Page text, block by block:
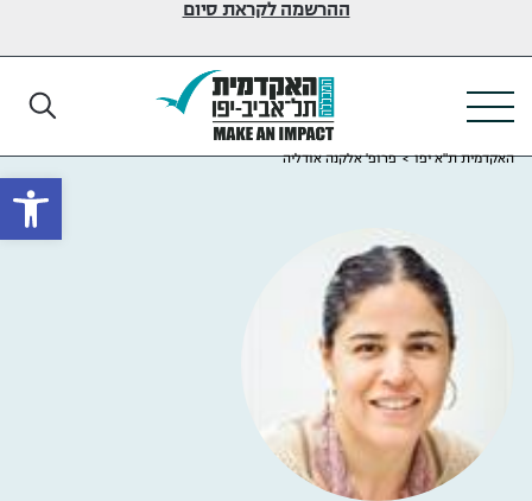
ההרשמה לקראת סיום
האקדמית ת"א יפו>פרופ' אלקנה אודליה